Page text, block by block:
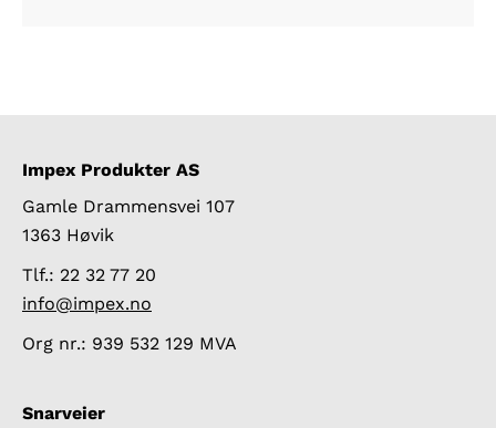
Impex Produkter AS
Gamle Drammensvei 107
1363 Høvik
Tlf.: 22 32 77 20
info@impex.no
Org nr.: 939 532 129 MVA
Snarveier